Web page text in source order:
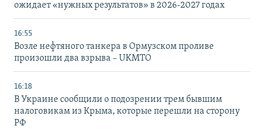
ожидает «нужных результатов» в 2026-2027 годах
16:55
Возле нефтяного танкера в Ормузском проливе
произошли два взрыва – UKMTO
16:18
В Украине сообщили о подозрении трем бывшим
налоговикам из Крыма, которые перешли на сторону
РФ